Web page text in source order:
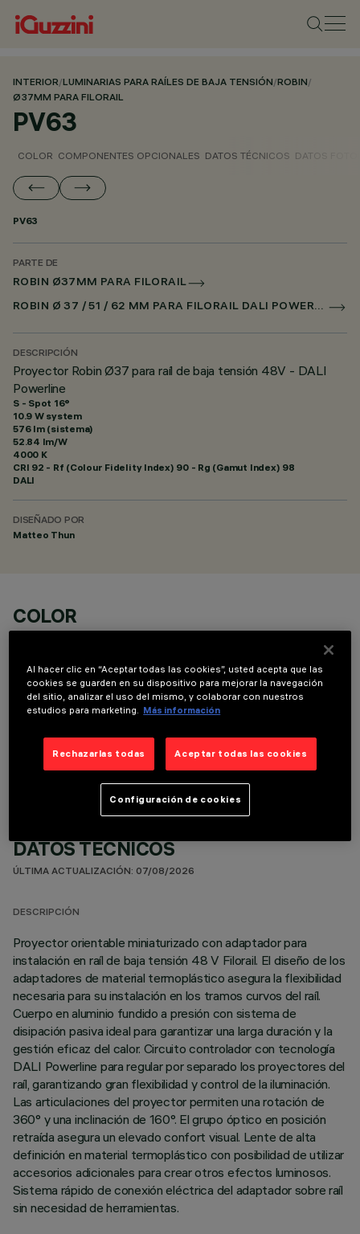
INTERIOR/LUMINARIAS PARA RAÍLES DE BAJA TENSIÓN/ROBIN/
Ø37MM PARA FILORAIL
PV63
COLOR COMPONENTES OPCIONALES DATOS TÉCNICOS DATOS
PV63
PARTE DE
ROBIN Ø37MM PARA FILORAIL
ROBIN Ø 37 / 51 / 62 MM PARA FILORAIL DALI POWERLINE
DESCRIPCIÓN
Proyector Robin Ø37 para raíl de baja tensión 48V - DALI
Powerline
S - Spot 16°
10.9 W system
576 lm (sistema)
52.84 lm/W
4000 K
CRI 92 - Rf (Colour Fidelity Index) 90 - Rg (Gamut Index) 98
DALI
DISEÑADO POR
Matteo Thun
COLOR
COMPONENTES OPCIONALES
DATOS TÉCNICOS
ÚLTIMA ACTUALIZACIÓN: 07/08/2026
DESCRIPCIÓN
Proyector orientable miniaturizado con adaptador para
instalación en raíl de baja tensión 48 V Filorail. El diseño de los
adaptadores de material termoplástico asegura la flexibilidad
necesaria para su instalación en los tramos curvos del raíl.
Cuerpo en aluminio fundido a presión con sistema de
disipación pasiva ideal para garantizar una larga duración y la
gestión eficaz del calor. Circuito controlador con tecnología
DALI Powerline para regular por separado los proyectores del
raíl, garantizando gran flexibilidad y control de la iluminación.
Las articulaciones del proyector permiten una rotación de
360° y una inclinación de 160°. El grupo óptico en posición
retraída asegura un elevado confort visual. Lente de alta
definición en material termoplástico con posibilidad de utilizar
accesorios adicionales para crear otros efectos luminosos.
Sistema rápido de conexión eléctrica del adaptador sobre raíl
sin necesidad de herramientas.
Al hacer clic en “Aceptar todas las cookies”, usted acepta que las
cookies se guarden en su dispositivo para mejorar la navegación
del sitio, analizar el uso del mismo, y colaborar con nuestros
estudios para marketing.
Más información
Rechazarlas todas Aceptar todas las cookies
Configuración de cookies